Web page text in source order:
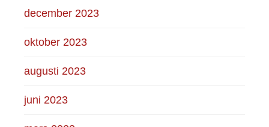
december 2023
oktober 2023
augusti 2023
juni 2023